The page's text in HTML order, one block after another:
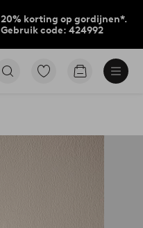
20% korting op gordijnen*.
Gebruik code: 424992
Ga
Go